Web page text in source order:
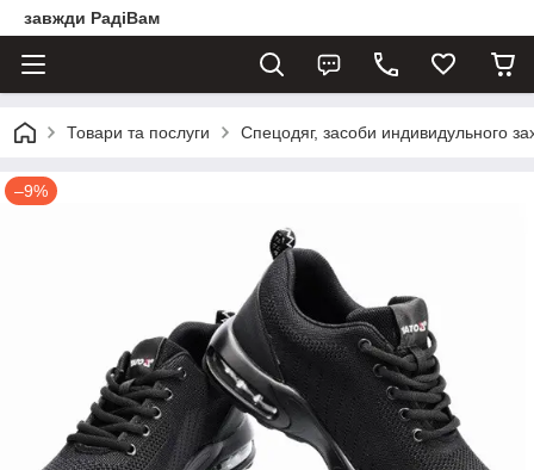
завжди РадіВам
Товари та послуги Спецодяг, засоби индивидульного
–9%